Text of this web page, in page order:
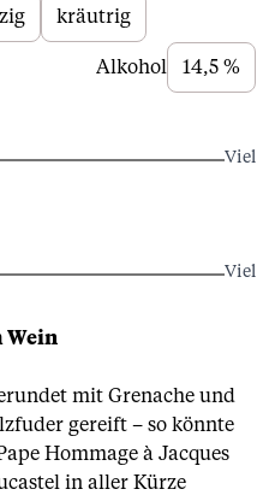
kräutrig
Alkohol 14,5 %
Viel
Viel
Wein
mit Grenache und
gereift – so könnte
Hommage à Jacques
in aller Kürze